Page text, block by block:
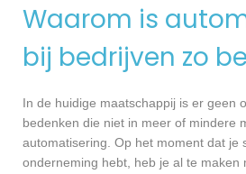
Waarom is
bij bedrijven zo
In de huidige maatschappij is er geen
bedenken die niet in meer of mindere
automatisering. Op het moment dat je
onderneming hebt, heb je al te maken